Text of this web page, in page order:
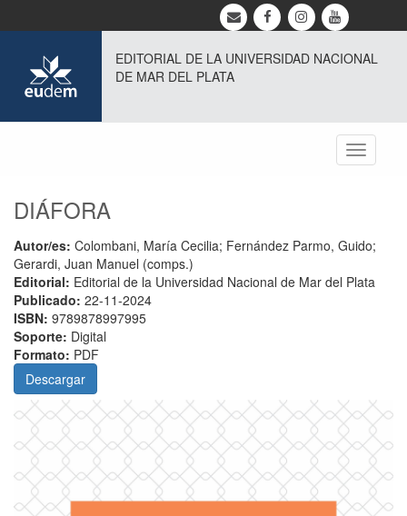
EDITORIAL DE LA UNIVERSIDAD NACIONAL
DE MAR DEL PLATA
Toggle
DIÁFORA
Autor/es: Colombani, María Cecilia; Fernández Parmo, Guido;
Gerardi, Juan Manuel (comps.)
Editorial: Editorial de la Universidad Nacional de Mar del Plata
Publicado: 22-11-2024
ISBN: 9789878997995
Soporte: Digital
Formato: PDF
Descargar